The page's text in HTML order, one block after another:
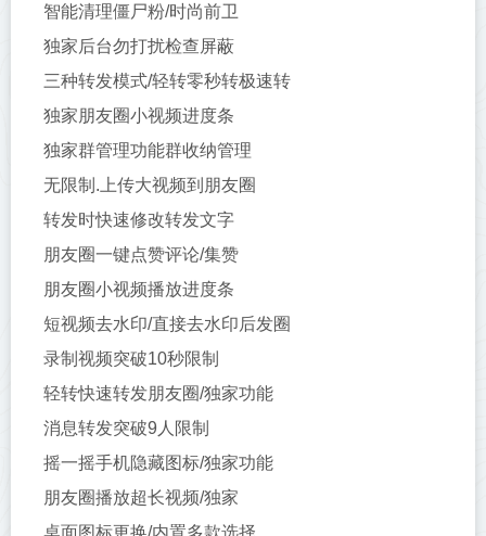
智能清理僵尸粉/时尚前卫
独家后台勿打扰检查屏蔽
三种转发模式/轻转零秒转极速转
独家朋友圈小视频进度条
独家群管理功能群收纳管理
无限制.上传大视频到朋友圈
转发时快速修改转发文字
朋友圈一键点赞评论/集赞
朋友圈小视频播放进度条
短视频去水印/直接去水印后发圈
录制视频突破10秒限制
轻转快速转发朋友圈/独家功能
消息转发突破9人限制
摇一摇手机隐藏图标/独家功能
朋友圈播放超长视频/独家